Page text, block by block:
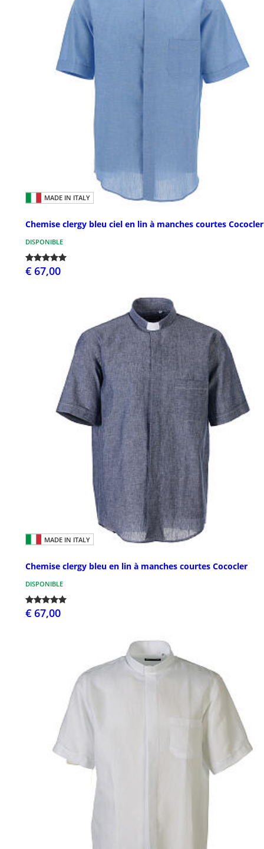
MADE IN ITALY
Chemise clergy bleu ciel en lin à manches courtes Cococler
DISPONIBLE
€ 67,00
MADE IN ITALY
Chemise clergy bleu en lin à manches courtes Cococler
DISPONIBLE
€ 67,00